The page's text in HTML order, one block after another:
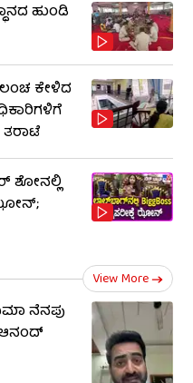
ಹುಂಡಿ
ಕೇಳಿದ
ಶೋನಲ್ಲಿ
View More
ನೆನಪು
ಆನಂದ್